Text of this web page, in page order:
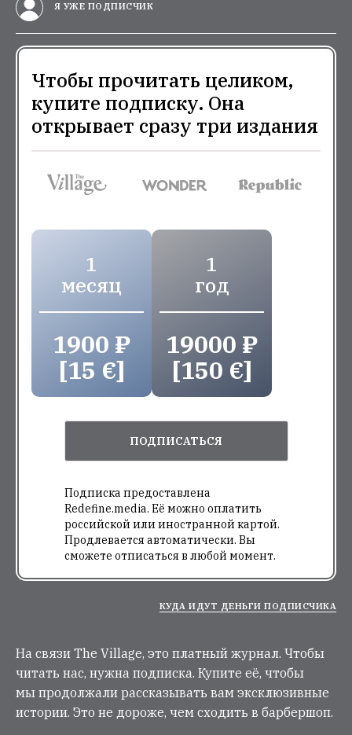
Я УЖЕ ПОДПИСЧИК
Чтобы прочитать целиком,
купите подписку. Она
открывает сразу три издания
1
месяц
1900 ₽
[15 €]
1
год
19000 ₽
[150 €]
ПОДПИСАТЬСЯ
Подписка предоставлена
Redefine.media. Её можно оплатить
российской или иностранной картой.
Продлевается автоматически. Вы
сможете отписаться в любой момент.
КУДА ИДУТ ДЕНЬГИ ПОДПИСЧИКА
На связи The Village, это платный журнал. Чтобы
читать нас, нужна подписка. Купите её, чтобы
мы продолжали рассказывать вам эксклюзивные
истории. Это не дороже, чем сходить в барбершоп.